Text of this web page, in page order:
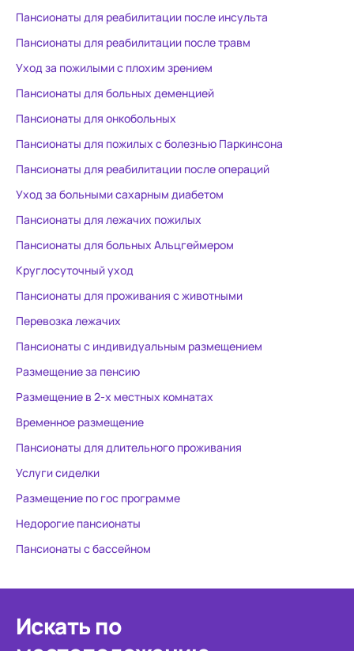
Пансионаты для реабилитации после инсульта
Пансионаты для реабилитации после травм
Уход за пожилыми с плохим зрением
Пансионаты для больных деменцией
Пансионаты для онкобольных
Пансионаты для пожилых с болезнью Паркинсона
Пансионаты для реабилитации после операций
Уход за больными сахарным диабетом
Пансионаты для лежачих пожилых
Пансионаты для больных Альцгеймером
Круглосуточный уход
Пансионаты для проживания с животными
Перевозка лежачих
Пансионаты с индивидуальным размещением
Размещение за пенсию
Размещение в 2-х местных комнатах
Временное размещение
Пансионаты для длительного проживания
Услуги сиделки
Размещение по гос программе
Недорогие пансионаты
Пансионаты с бассейном
Искать по